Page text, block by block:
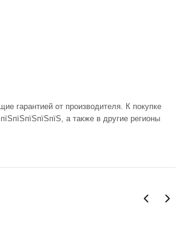
гарантией от производителя. К покупке
а также в другие регионы